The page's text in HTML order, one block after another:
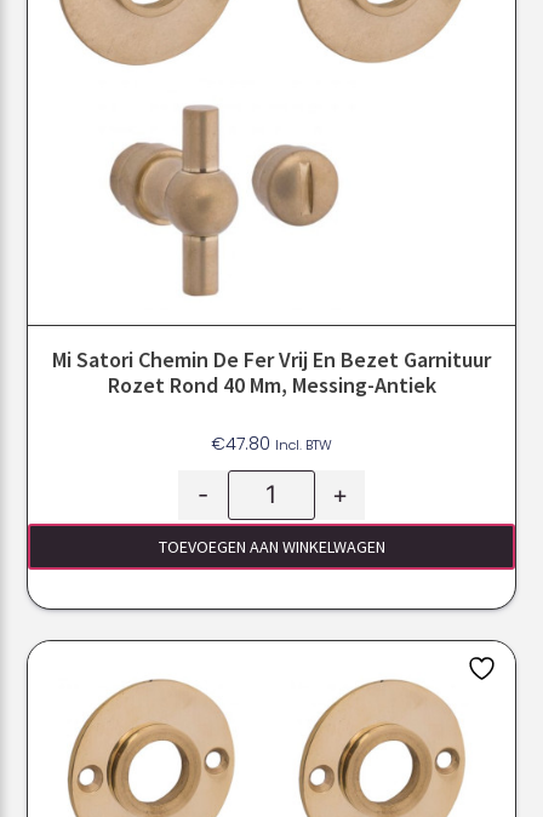
Mi Satori Chemin De Fer Vrij En Bezet Garnituur
Rozet Rond 40 Mm, Messing-Antiek
€47.80 Incl. BTW
- +
TOEVOEGEN AAN WINKELWAGEN